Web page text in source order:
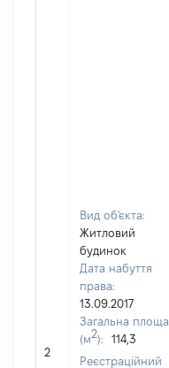
2
Вид об'єкта:
Житловий
будинок
Дата набуття
права:
13.09.2017
Загальна площа
(м2):
114,3
Реєстраційний